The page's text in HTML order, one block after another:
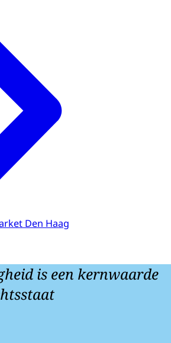
Den Haag
is een kernwaarde